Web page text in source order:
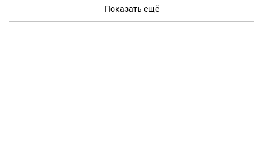
Показать ещё